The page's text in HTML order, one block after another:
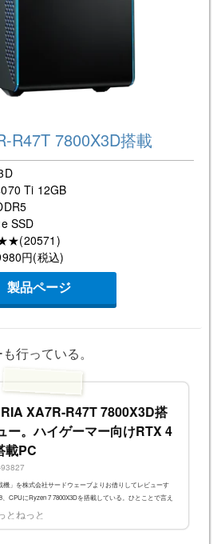
R47T 7800X3D搭載
Ti 12GB
SSD
円(税込)
製品ページ
行っている。
XA7R-R47T 7800X3D搭
ー。ハイゲーマー向けRTX 4
載PC
機」を株式会社サードウェーブよりお借りしてレビューす
CPUにRyzen 7 7800X3Dを搭載している。ひとことで言え
ン」だ。高いフレームレートを出したいFPSやアクショ
とねっと